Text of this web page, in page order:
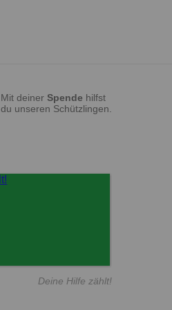
Mit deiner Spende hilfst
du unseren Schützlingen.
Deine Hilfe zählt!